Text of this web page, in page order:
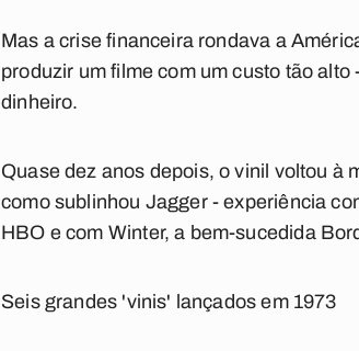
Mas a crise financeira rondava a
produzir um filme com um custo tão
dinheiro.
Quase dez anos depois, o vinil voltou à
como sublinhou Jagger - experiência
HBO e com Winter, a bem-sucedida
Seis grandes 'vinis' lançados em 1973